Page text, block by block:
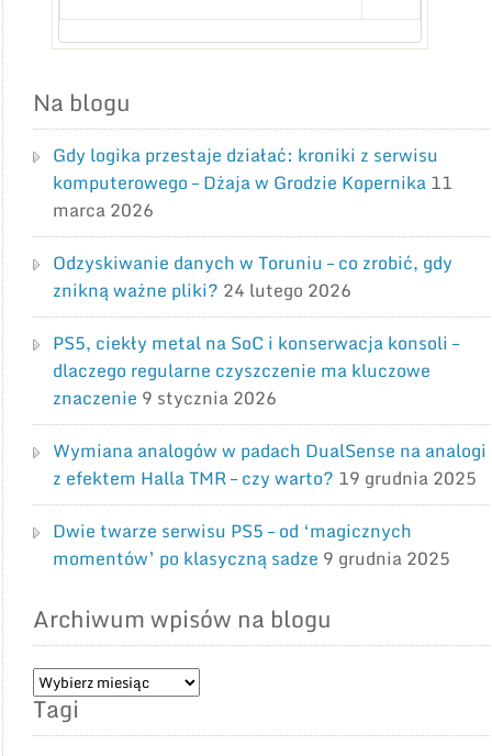
Na blogu
Gdy logika przestaje działać: kroniki z serwisu
komputerowego – Dżaja w Grodzie Kopernika11
marca 2026
Odzyskiwanie danych w Toruniu – co zrobić, gdy
znikną ważne pliki? 24 lutego 2026
PS5, ciekły metal na SoC i konserwacja konsoli –
dlaczego regularne czyszczenie ma kluczowe
znaczenie 9 stycznia 2026
Wymiana analogów w padach DualSense na analogi
z efektem Halla TMR – czy warto? 19 grudnia 2025
Dwie twarze serwisu PS5 – od ‘magicznych
momentów’ po klasyczną sadze 9 grudnia 2025
Archiwum wpisów na blogu
Archiwum
wpisów
na
Tagi